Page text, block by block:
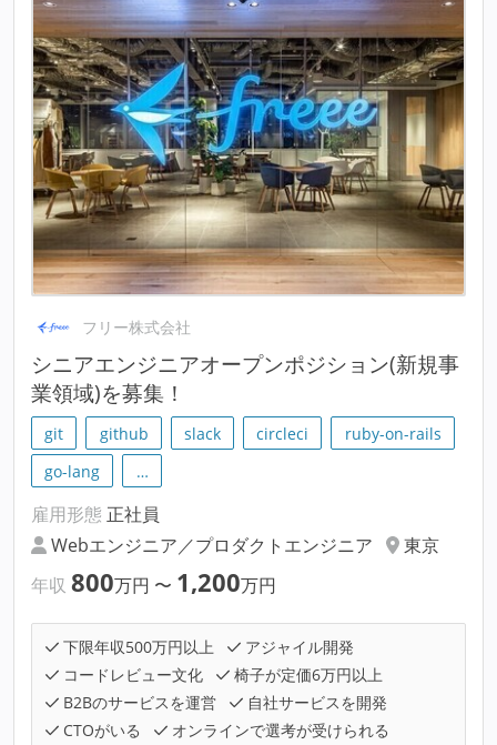
フリー株式会社
シニアエンジニアオープンポジション(新規事
業領域)を募集！
git github slack circleci
ruby-on-rails
go-lang
…
雇用形態 正社員
Webエンジニア／プロダクトエンジニア
東京
年収 800万円 〜 1,200万円
下限年収500万円以上
アジャイル開発
コードレビュー文化
椅子が定価6万円以上
B2Bのサービスを運営
自社サービスを開発
CTOがいる
オンラインで選考が受けられる